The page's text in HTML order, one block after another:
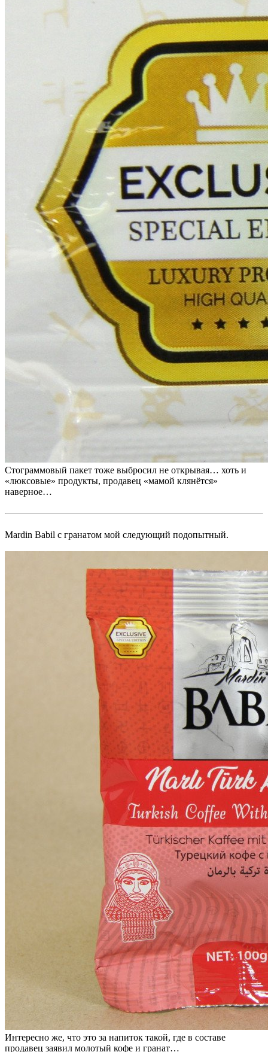
Стограммовый пакет тоже выбросил не открывая… хоть и
«люксовые» продукты, продавец «мамой клянётся»
наверное…
Mardin Babil с гранатом мой следующий подопытный.
Интересно же, что это за напиток такой, где в составе
продавец заявил молотый кофе и гранат…